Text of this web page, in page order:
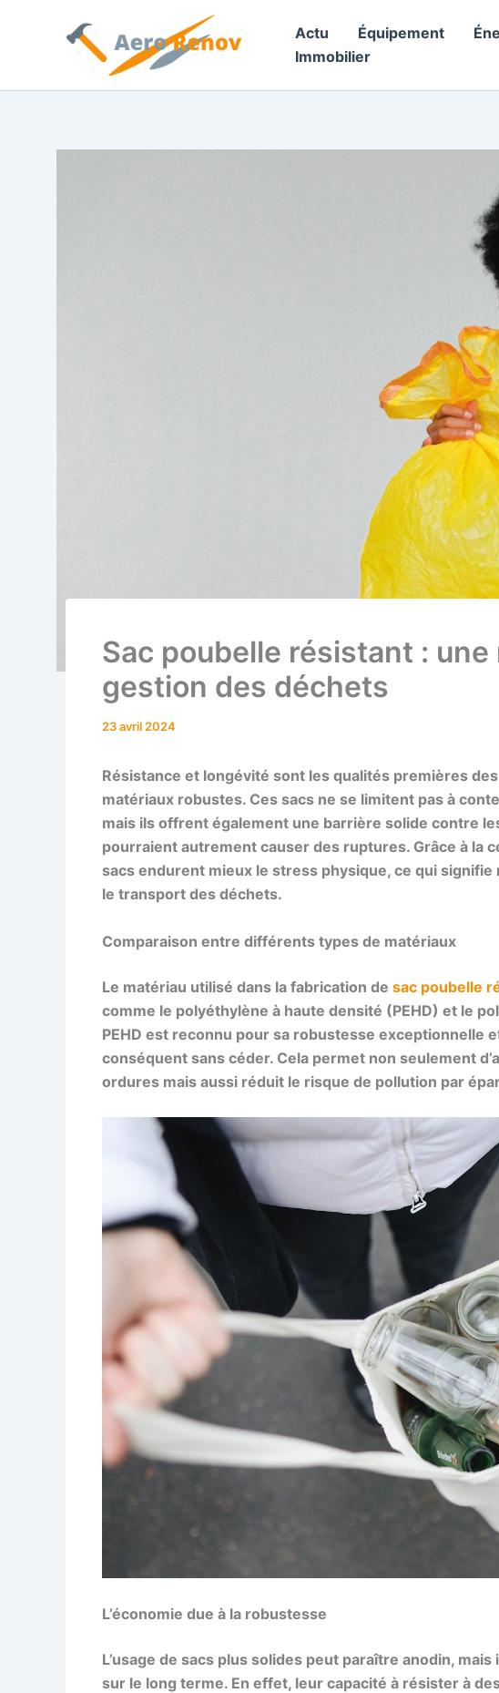
Actu Équipement
Immobilier
Sac poubelle résistant :
gestion des déchets
23 avril 2024
Résistance et longévité sont les qualités premières
matériaux robustes. Ces sacs ne se limitent pas à
mais ils offrent également une barrière solide contre
pourraient autrement causer des ruptures. Grâce à la
sacs endurent mieux le stress physique, ce qui
le transport des déchets.
Comparaison entre différents types de matériaux
Le matériau utilisé dans la fabrication de sac poubelle
comme le polyéthylène à haute densité (PEHD) et le
PEHD est reconnu pour sa robustesse exceptionnelle
conséquent sans céder. Cela permet non seulement
ordures mais aussi réduit le risque de pollution par
L’économie due à la robustesse
L’usage de sacs plus solides peut paraître anodin,
sur le long terme. En effet, leur capacité à résister à